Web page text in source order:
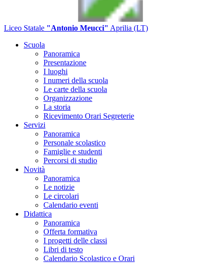
Liceo Statale "Antonio Meucci" Aprilia (LT)
Scuola
Panoramica
Presentazione
I luoghi
I numeri della scuola
Le carte della scuola
Organizzazione
La storia
Ricevimento Orari Segreterie
Servizi
Panoramica
Personale scolastico
Famiglie e studenti
Percorsi di studio
Novità
Panoramica
Le notizie
Le circolari
Calendario eventi
Didattica
Panoramica
Offerta formativa
I progetti delle classi
Libri di testo
Calendario Scolastico e Orari